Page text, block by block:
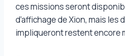
ces missions seront
d’affichage de Xion, mais les
impliqueront restent encore